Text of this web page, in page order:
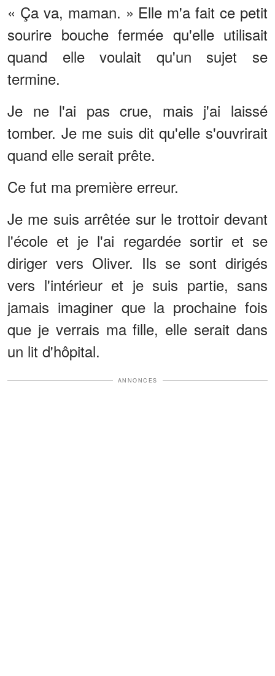
« Ça va, maman. » Elle m'a fait ce petit
sourire bouche fermée qu'elle utilisait
quand elle voulait qu'un sujet se
termine.
Je ne l'ai pas crue, mais j'ai laissé
tomber. Je me suis dit qu'elle s'ouvrirait
quand elle serait prête.
Ce fut ma première erreur.
Je me suis arrêtée sur le trottoir devant
l'école et je l'ai regardée sortir et se
diriger vers Oliver. Ils se sont dirigés
vers l'intérieur et je suis partie, sans
jamais imaginer que la prochaine fois
que je verrais ma fille, elle serait dans
un lit d'hôpital.
ANNONCES